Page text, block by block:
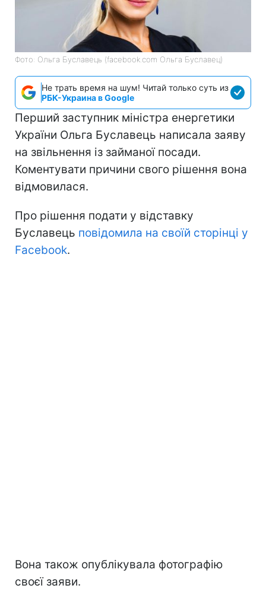
Фото: Ольга Буславець (facebook.com Ольга Буславец)
Не трать время на шум! Читай только суть из
РБК-Украина в Google
Перший заступник міністра енергетики
України Ольга Буславець написала заяву
на звільнення із займаної посади.
Коментувати причини свого рішення вона
відмовилася.
Про рішення подати у відставку
Буславець повідомила на своїй сторінці у
Facebook.
Вона також опублікувала фотографію
своєї заяви.